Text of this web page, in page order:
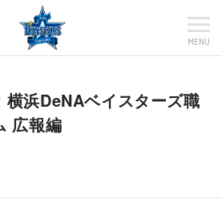
MENU
横浜DeNAベイスターズ職
広報編